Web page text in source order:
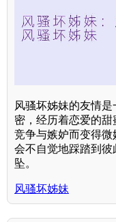
风骚坏姊妹的友情
密，经历着恋爱的
竞争与嫉妒而变得
会不自觉地踩踏到
坠。
风骚坏姊妹